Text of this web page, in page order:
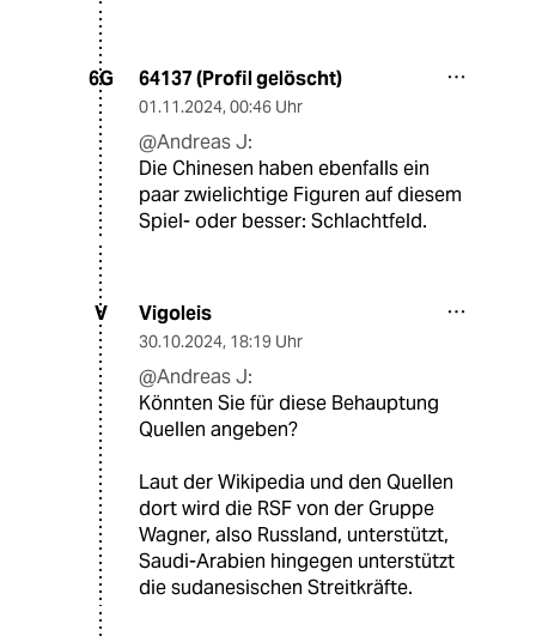
6G 64137 (Profil gelöscht)
01.11.2024, 00:46 Uhr
@Andreas J:
Die Chinesen haben ebenfalls ein
paar zwielichtige Figuren auf diesem
Spiel- oder besser: Schlachtfeld.
V Vigoleis
30.10.2024, 18:19 Uhr
@Andreas J:
Könnten Sie für diese Behauptung
Quellen angeben?
Laut der Wikipedia und den Quellen
dort wird die RSF von der Gruppe
Wagner, also Russland, unterstützt,
Saudi-Arabien hingegen unterstützt
die sudanesischen Streitkräfte.